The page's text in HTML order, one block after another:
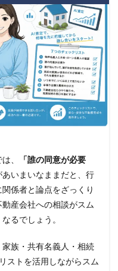
、
「誰の同意が必要
あいまいなままだと、行
係者と論点をざっくり
産会社への相談がスム
るでしょう。
族・共有名義人・相続
ストを活用しながらスム